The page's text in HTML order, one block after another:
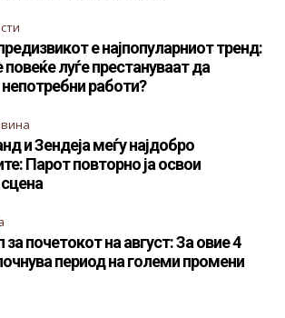
е најпопуларниот тренд:
луѓе престануваат да
непотребни работи?
и Зендеја меѓу најдобро
Парот повторно ја освои
почетокот на август: За овие 4
период на големи промени